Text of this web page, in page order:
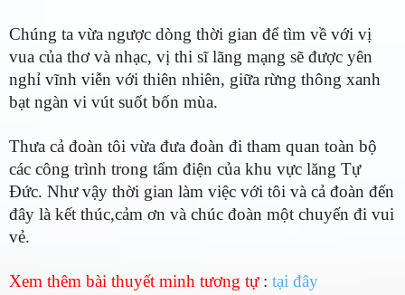
Chúng ta vừa ngược dòng thời gian để tìm về với vị
vua của thơ và nhạc, vị thi sĩ lãng mạng sẽ được yên
nghỉ vĩnh viễn với thiên nhiên, giữa rừng thông xanh
bạt ngàn vi vút suốt bốn mùa.
Thưa cả đoàn tôi vừa đưa đoàn đi tham quan toàn bộ
các công trình trong tẩm điện của khu vực lăng Tự
Đức. Như vậy thời gian làm việc với tôi và cả đoàn đến
đây là kết thúc,cảm ơn và chúc đoàn một chuyến đi vui
vẻ.
Xem thêm bài thuyết minh tương tự: tại đây